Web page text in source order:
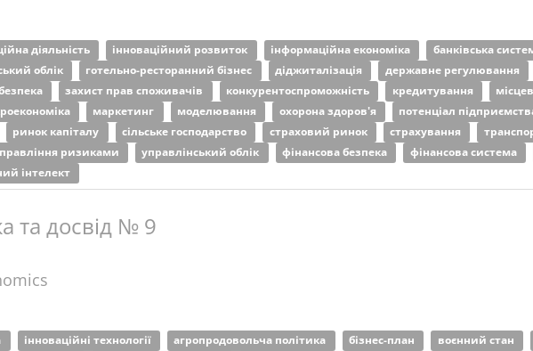
діяльність інноваційний розвиток інформаційна економіка банківська
облік готельно-ресторанний бізнес діджиталізація державне регулювання
захист прав споживачів конкурентоспроможність кредитування
маркетинг моделювання охорона здоров'я потенціал
ринок капіталу сільське господарство страховий ринок страхування
ризиками управлінський облік фінансова безпека фінансова система
інтелект
та досвід № 9
інноваційні технології агропродовольча політика бізнес-план воєнний стан